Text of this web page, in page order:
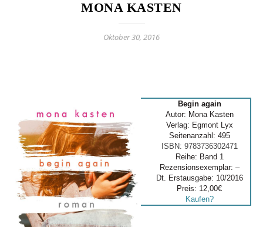
MONA KASTEN
Oktober 30, 2016
Begin again
Autor: Mona Kasten
Verlag: Egmont Lyx
Seitenanzahl: 495
ISBN: 9783736302471
Reihe: Band 1
Rezensionsexemplar: –
Dt. Erstausgabe: 10/2016
Preis: 12,00€
Kaufen?